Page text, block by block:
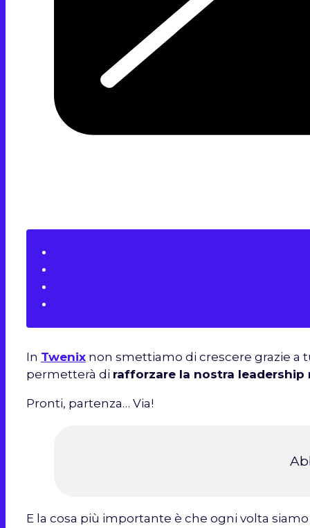
In Twenix non smettiamo di crescere grazie a
permetterà di rafforzare la nostra
Pronti, partenza… Via!
E la cosa più importante è che ogni volta